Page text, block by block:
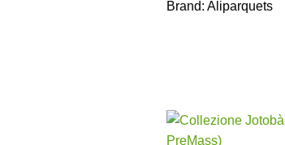
Brand: Aliparquets